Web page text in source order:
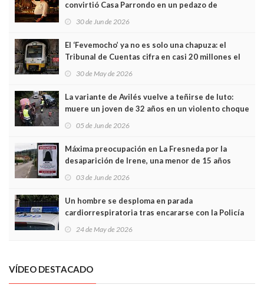
convirtió Casa Parrondo en un pedazo de
Asturias en Madrid
30 de Jun de 2026
El ‘Fevemocho’ ya no es solo una chapuza: el
Tribunal de Cuentas cifra en casi 20 millones el
sobrecoste de los trenes que no cabían por los
30 de May de 2026
La variante de Avilés vuelve a teñirse de luto:
muere un joven de 32 años en un violento choque
frontal
05 de Jun de 2026
Máxima preocupación en La Fresneda por la
desaparición de Irene, una menor de 15 años
03 de Jun de 2026
Un hombre se desploma en parada
cardiorrespiratoria tras encararse con la Policía
Local en Luanco
24 de May de 2026
VÍDEO DESTACADO